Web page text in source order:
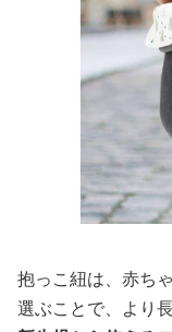
抱っこ紐は、赤ち
選ぶことで、より